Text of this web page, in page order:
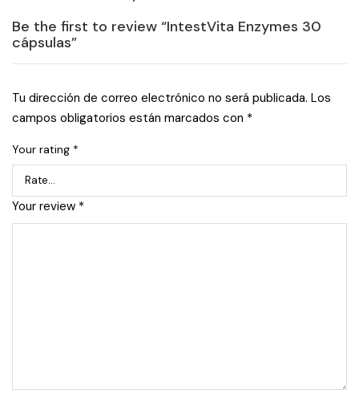
Be the first to review “IntestVita Enzymes 30
cápsulas”
Tu dirección de correo electrónico no será publicada. Los
campos obligatorios están marcados con *
Your rating *
Your review *